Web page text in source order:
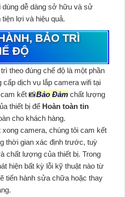
dễ dàng sở hữu và sử
lợi và hiệu quả.
BẢO TRÌ
ĐỘ
theo đúng chế độ là một phần
cấp dịch vụ lắp camera wifi tại
kết 📸Bảo Đảm chất lượng
thiết bị để Hoàn toàn tin
cho khách hàng.
xong camera, chúng tôi cam kết
thời gian xác định trước, tuỳ
chất lượng của thiết bị. Trong
hiện bất kỳ lỗi kỹ thuật nào từ
tiến hành sửa chữa hoặc thay